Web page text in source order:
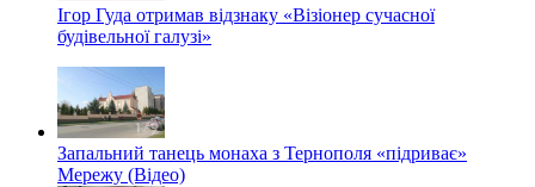
Ігор Гуда отримав відзнаку «Візіонер сучасної
будівельної галузі»
Запальний танець монаха з Тернополя «підриває»
Мережу (Відео)